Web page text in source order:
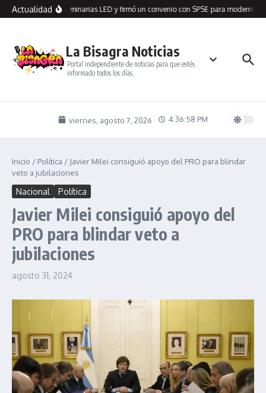
Saltar al contenido
Actualidad
Seco recibió 100 luminarias LED y firmó un convenio con SPSE para modernizar
La Bisagra Noticias
Portal independiente de noticias para que estés
informado todos los días.
viernes, agosto 7, 2026 4:36:59 PM
Inicio / Política / Javier Milei consiguió apoyo del PRO para blindar
veto a jubilaciones
Nacional Política
Javier Milei consiguió apoyo del
PRO para blindar veto a
jubilaciones
agosto 31, 2024